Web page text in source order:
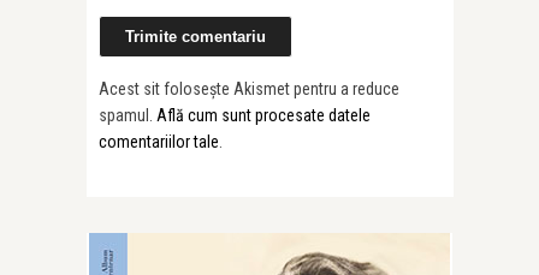
Acest sit folosește Akismet pentru a reduce
spamul. Află cum sunt procesate datele
comentariilor tale.